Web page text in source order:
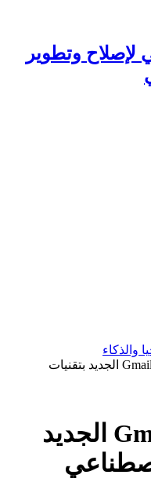
لإصلاح وتطوير
والذكاء
تحديث جوجل Gmail الجديد بتقنيات
تحديث جوجل Gmail الجديد